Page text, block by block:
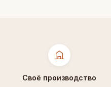
Своё производство